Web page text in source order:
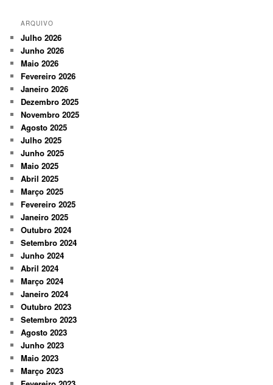
ARQUIVO
Julho 2026
Junho 2026
Maio 2026
Fevereiro 2026
Janeiro 2026
Dezembro 2025
Novembro 2025
Agosto 2025
Julho 2025
Junho 2025
Maio 2025
Abril 2025
Março 2025
Fevereiro 2025
Janeiro 2025
Outubro 2024
Setembro 2024
Junho 2024
Abril 2024
Março 2024
Janeiro 2024
Outubro 2023
Setembro 2023
Agosto 2023
Junho 2023
Maio 2023
Março 2023